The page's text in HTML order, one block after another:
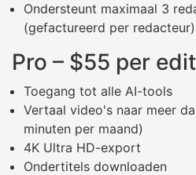
Ondersteunt maximaal 3
(gefactureerd per redacteur)
Pro – $55 per
Toegang tot alle AI-tools
Vertaal video's naar meer
minuten per maand)
4K Ultra HD-export
Ondertitels downloaden